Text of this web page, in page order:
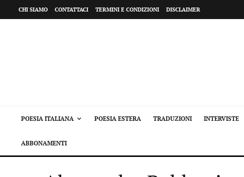
CHI SIAMO CONTATTACI TERMINI E CONDIZIONI DISCLAIMER
POESIA ITALIANA POESIA ESTERA TRADUZIONI INTERVISTE
ABBONAMENTI